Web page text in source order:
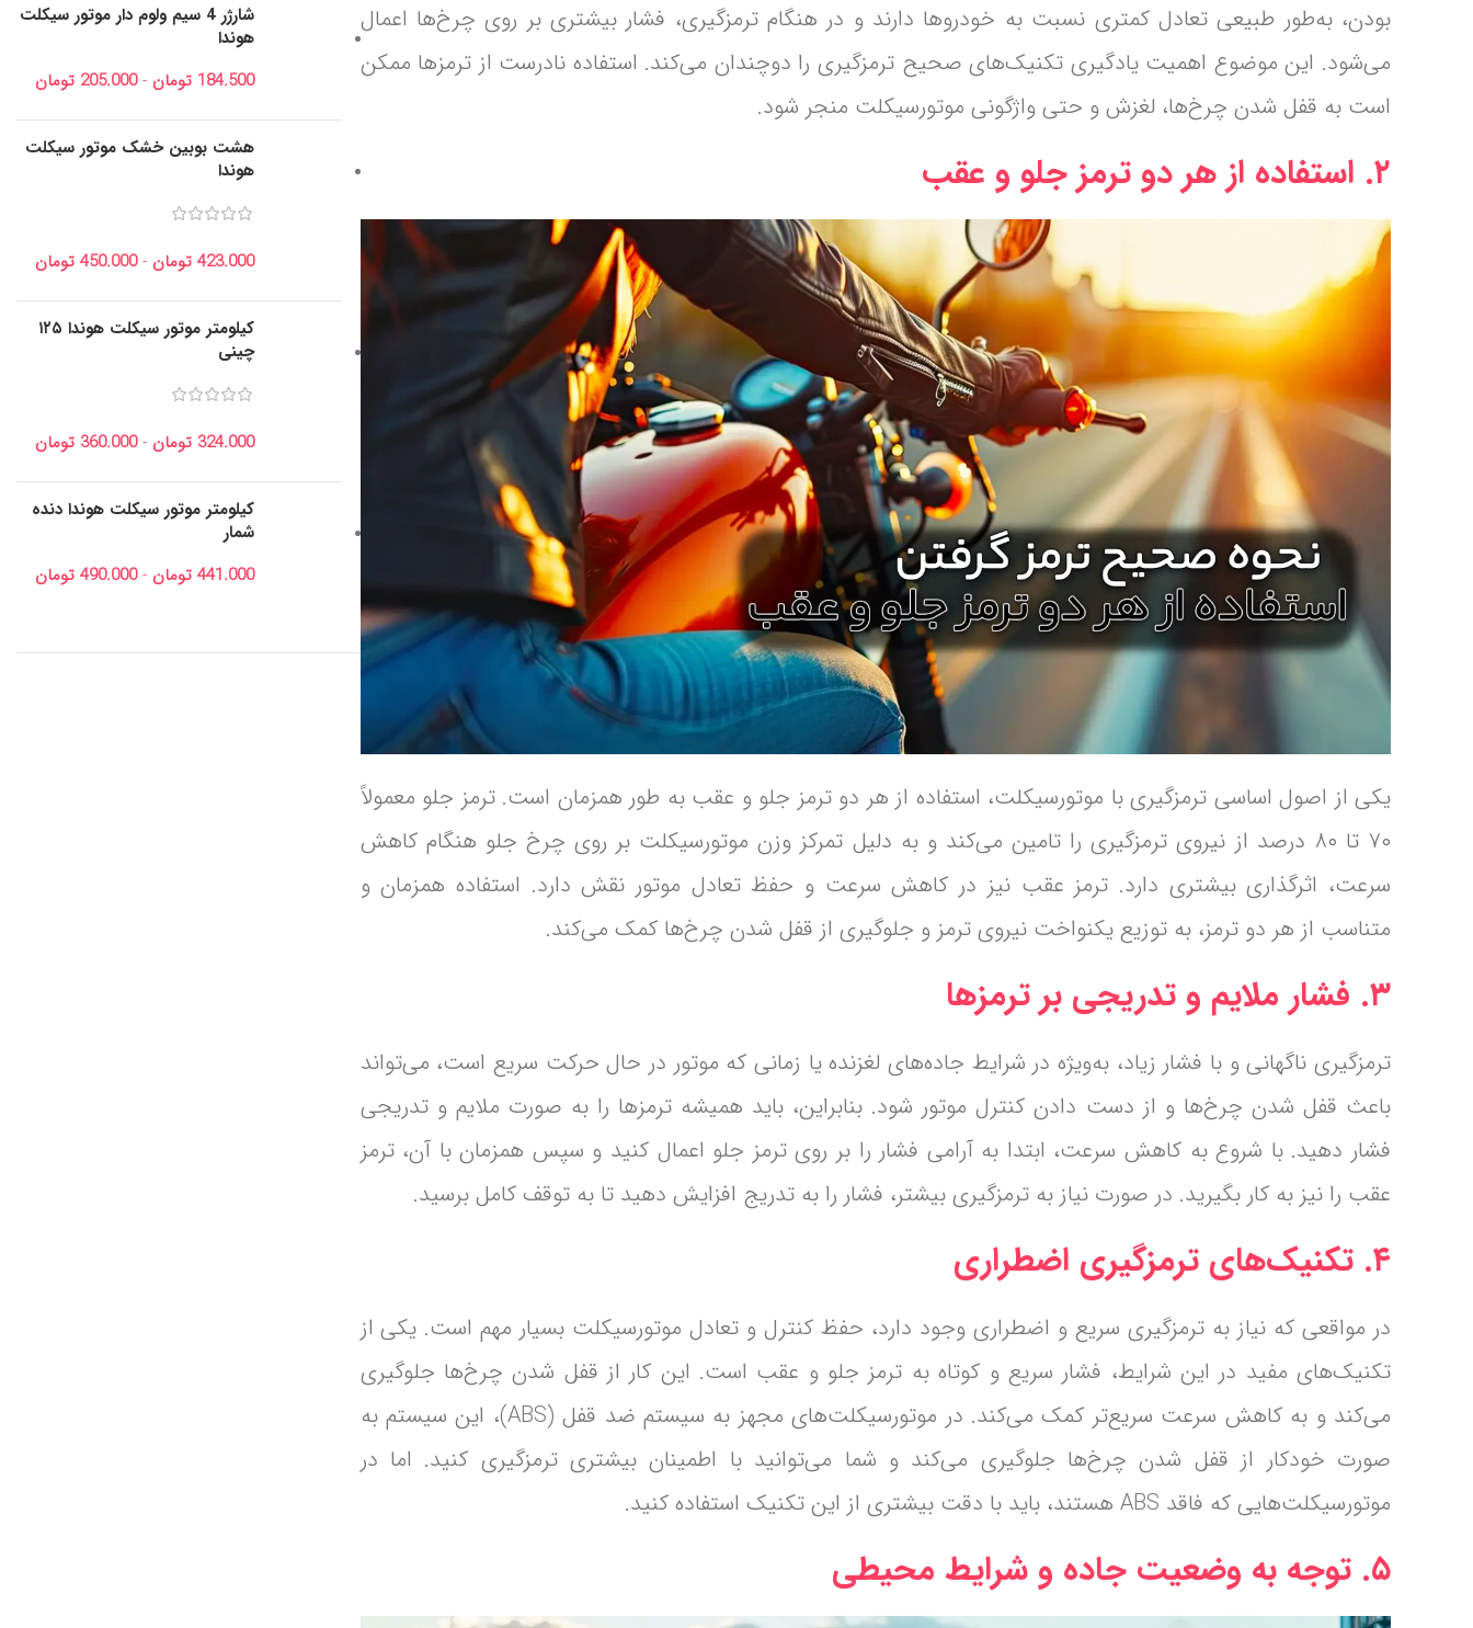
بودن، به‌طور طبیعی تعادل کمتری نسبت به خودروها دارند و در هنگام ترمزگیری، فشار بیشتری بر روی چرخ‌ها اعمال
می‌شود. این موضوع اهمیت یادگیری تکنیک‌های صحیح ترمزگیری را دوچندان می‌کند. استفاده نادرست از ترمزها ممکن
است به قفل شدن چرخ‌ها، لغزش و حتی واژگونی موتورسیکلت منجر شود.
۲. استفاده از هر دو ترمز جلو و عقب
یکی از اصول اساسی ترمزگیری با موتورسیکلت، استفاده از هر دو ترمز جلو و عقب به طور همزمان است. ترمز جلو معمولاً
۷۰ تا ۸۰ درصد از نیروی ترمزگیری را تامین می‌کند و به دلیل تمرکز وزن موتورسیکلت بر روی چرخ جلو هنگام کاهش
سرعت، اثرگذاری بیشتری دارد. ترمز عقب نیز در کاهش سرعت و حفظ تعادل موتور نقش دارد. استفاده همزمان و
متناسب از هر دو ترمز، به توزیع یکنواخت نیروی ترمز و جلوگیری از قفل شدن چرخ‌ها کمک می‌کند.
۳. فشار ملایم و تدریجی بر ترمزها
ترمزگیری ناگهانی و با فشار زیاد، به‌ویژه در شرایط جاده‌های لغزنده یا زمانی که موتور در حال حرکت سریع است، می‌تواند
باعث قفل شدن چرخ‌ها و از دست دادن کنترل موتور شود. بنابراین، باید همیشه ترمزها را به صورت ملایم و تدریجی
فشار دهید. با شروع به کاهش سرعت، ابتدا به آرامی فشار را بر روی ترمز جلو اعمال کنید و سپس همزمان با آن، ترمز
عقب را نیز به کار بگیرید. در صورت نیاز به ترمزگیری بیشتر، فشار را به تدریج افزایش دهید تا به توقف کامل برسید.
۴. تکنیک‌های ترمزگیری اضطراری
در مواقعی که نیاز به ترمزگیری سریع و اضطراری وجود دارد، حفظ کنترل و تعادل موتورسیکلت بسیار مهم است. یکی از
تکنیک‌های مفید در این شرایط، فشار سریع و کوتاه به ترمز جلو و عقب است. این کار از قفل شدن چرخ‌ها جلوگیری
می‌کند و به کاهش سرعت سریع‌تر کمک می‌کند. در موتورسیکلت‌های مجهز به سیستم ضد قفل (ABS)، این سیستم به
صورت خودکار از قفل شدن چرخ‌ها جلوگیری می‌کند و شما می‌توانید با اطمینان بیشتری ترمزگیری کنید. اما در
موتورسیکلت‌هایی که فاقد ABS هستند، باید با دقت بیشتری از این تکنیک استفاده کنید.
۵. توجه به وضعیت جاده و شرایط محیطی
شارژر 4 سیم ولوم دار موتور سیکلت
هوندا
184.500 تومان -
205.000 تومان
هشت بوبین خشک موتور سیکلت
هوندا
423.000 تومان -
450.000 تومان
کیلومتر موتور سیکلت هوندا ۱۲۵
چینی
324.000 تومان -
360.000 تومان
کیلومتر موتور سیکلت هوندا دنده
شمار
441.000 تومان -
490.000 تومان